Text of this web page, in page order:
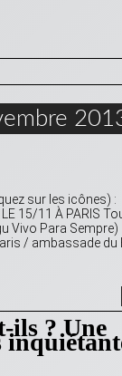
sur les icônes)
LE 15/11 À PARIS
Vivo Para
/ ambassade du
ils ? Une